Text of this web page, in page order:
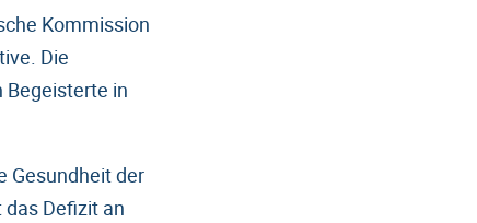
Kommission
Die
in
Gesundheit der
Defizit an